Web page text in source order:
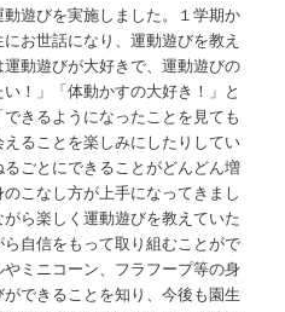
遊びを実施しました。１学期か
お世話になり、運動遊びを教え
動遊びが大好きで、運動遊びの
！」「体動かすの大好き！」と
きるようになったことを見ても
ることを楽しみにしたりしてい
ごとにできることがどんどん増
こなし方が上手になってきまし
ら楽しく運動遊びを教えていた
自信をもって取り組むことがで
ミニコーン、フラフープ等の身
できることを知り、今後も園生